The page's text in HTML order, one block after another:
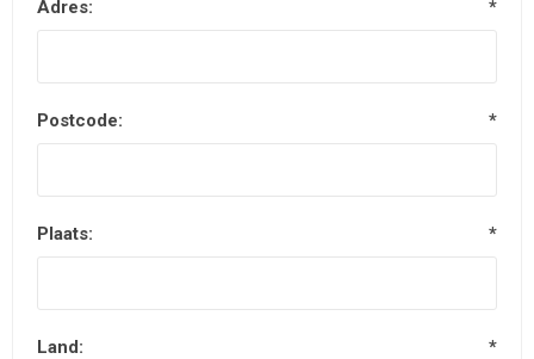
Adres: *
Postcode: *
Plaats: *
Land: *